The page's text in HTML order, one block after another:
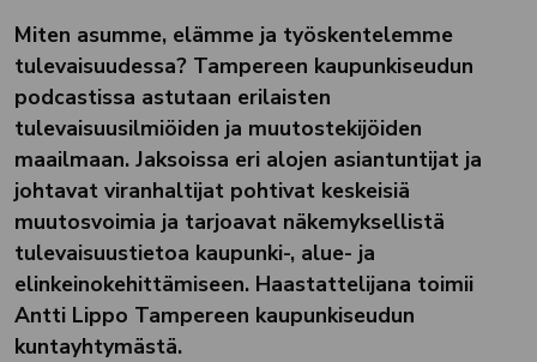
Miten asumme, elämme ja työskentelemme
tulevaisuudessa? Tampereen kaupunkiseudun
podcastissa astutaan erilaisten
tulevaisuusilmiöiden ja muutostekijöiden
maailmaan. Jaksoissa eri alojen asiantuntijat ja
johtavat viranhaltijat pohtivat keskeisiä
muutosvoimia ja tarjoavat näkemyksellistä
tulevaisuustietoa kaupunki-, alue- ja
elinkeinokehittämiseen. Haastattelijana toimii
Antti Lippo Tampereen kaupunkiseudun
kuntayhtymästä.